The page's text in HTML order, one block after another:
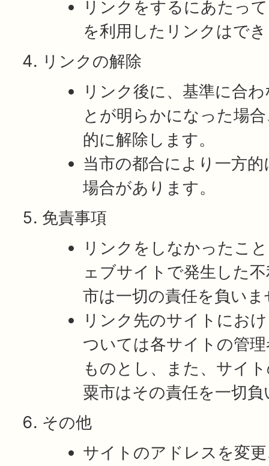
リンクをするにあたっ
を利用したリンクはで
リンクの解除
リンク後に、基準に合
とが明らかになった場
的に解除します。
当市の都合により一方
場合があります。
免責事項
リンクをしなかったこ
ェブサイトで発生した
市は一切の責任を負い
リンク先のサイトにお
ついては各サイトの管
ものとし、また、サイ
粟市はその責任を一切
その他
サイトのアドレスを変